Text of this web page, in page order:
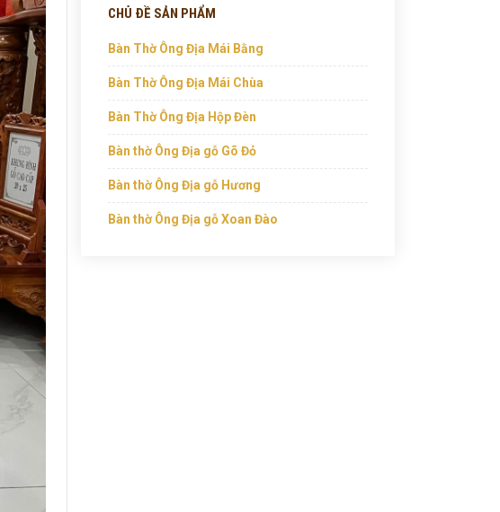
CHỦ ĐỀ SẢN PHẨM
Bàn Thờ Ông Địa Mái Bằng
Bàn Thờ Ông Địa Mái Chùa
Bàn Thờ Ông Địa Hộp Đèn
Bàn thờ Ông Địa gỗ Gõ Đỏ
Bàn thờ Ông Địa gỗ Hương
Bàn thờ Ông Địa gỗ Xoan Đào